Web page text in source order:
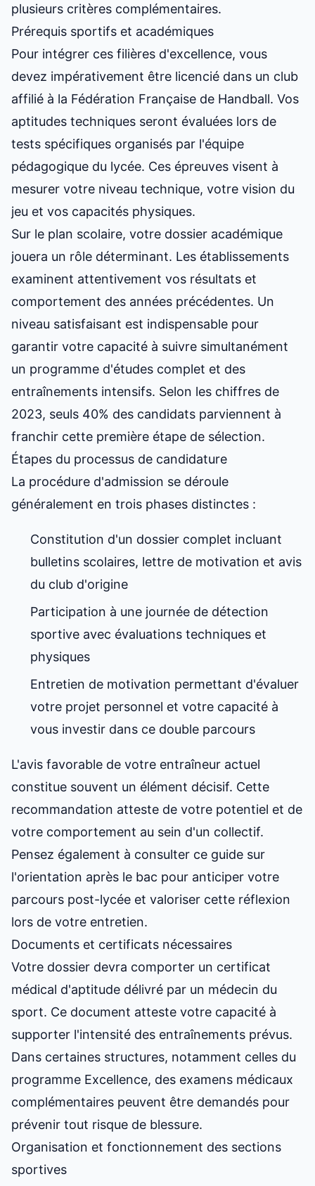
plusieurs critères complémentaires.
Prérequis sportifs et académiques
Pour intégrer ces filières d'excellence, vous
devez impérativement être licencié dans un club
affilié à la Fédération Française de Handball. Vos
aptitudes techniques seront évaluées lors de
tests spécifiques organisés par l'équipe
pédagogique du lycée. Ces épreuves visent à
mesurer votre niveau technique, votre vision du
jeu et vos capacités physiques.
Sur le plan scolaire, votre dossier académique
jouera un rôle déterminant. Les établissements
examinent attentivement vos résultats et
comportement des années précédentes. Un
niveau satisfaisant est indispensable pour
garantir votre capacité à suivre simultanément
un programme d'études complet et des
entraînements intensifs. Selon les chiffres de
2023, seuls 40% des candidats parviennent à
franchir cette première étape de sélection.
Étapes du processus de candidature
La procédure d'admission se déroule
généralement en trois phases distinctes :
Constitution d'un dossier complet incluant
bulletins scolaires, lettre de motivation et avis
du club d'origine
Participation à une journée de détection
sportive avec évaluations techniques et
physiques
Entretien de motivation permettant d'évaluer
votre projet personnel et votre capacité à
vous investir dans ce double parcours
L'avis favorable de votre entraîneur actuel
constitue souvent un élément décisif. Cette
recommandation atteste de votre potentiel et de
votre comportement au sein d'un collectif.
Pensez également à consulter ce guide sur
l'orientation après le bac pour anticiper votre
parcours post-lycée et valoriser cette réflexion
lors de votre entretien.
Documents et certificats nécessaires
Votre dossier devra comporter un certificat
médical d'aptitude délivré par un médecin du
sport. Ce document atteste votre capacité à
supporter l'intensité des entraînements prévus.
Dans certaines structures, notamment celles du
programme Excellence, des examens médicaux
complémentaires peuvent être demandés pour
prévenir tout risque de blessure.
Organisation et fonctionnement des sections
sportives